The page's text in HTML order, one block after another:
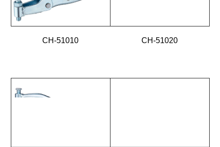
CH-51010 CH-51020